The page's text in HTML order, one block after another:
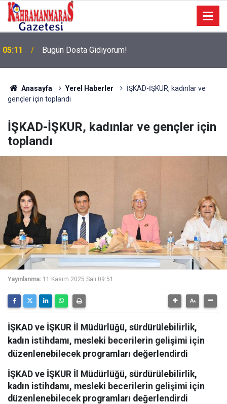
05:11 Bugün Dosta Gidiyorum!
Anasayfa Yerel Haberler
İŞKAD-İŞKUR, kadınlar ve
gençler için toplandı
İŞKAD-İŞKUR, kadınlar ve gençler için
toplandı
Yayınlanma: 11 Kasım 2025 Salı 09:51
İŞKAD ve İŞKUR İl Müdürlüğü, sürdürülebilirlik,
kadın istihdamı, mesleki becerilerin gelişimi için
düzenlenebilecek programları değerlendirdi
İŞKAD ve İŞKUR İl Müdürlüğü, sürdürülebilirlik,
kadın istihdamı, mesleki becerilerin gelişimi için
düzenlenebilecek programları değerlendirdi